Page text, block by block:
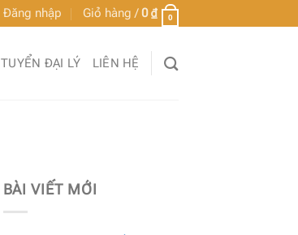
Đăng nhập Giỏ hàng /0₫ 0
TUYỂN ĐẠI LÝ LIÊN HỆ
BÀI VIẾT MỚI